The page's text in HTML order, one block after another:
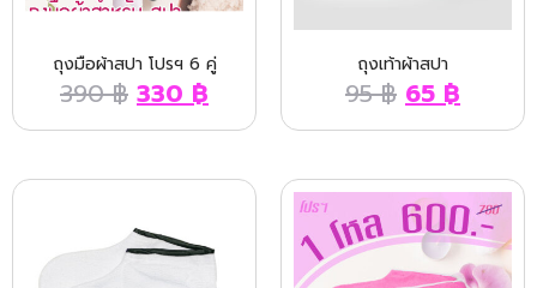
ถุงมือผ้าสปา โปรฯ 6 คู่
390฿ 330 ฿
ถุงเท้าผ้าสปา
95฿ 65 ฿